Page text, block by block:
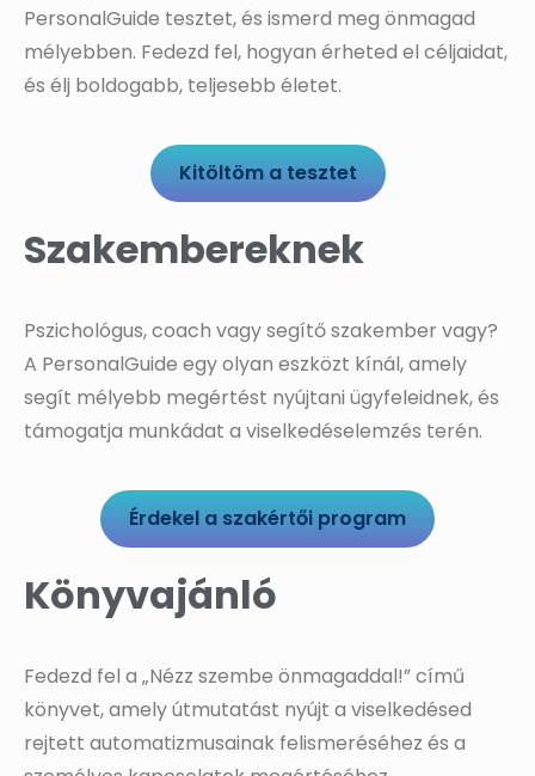
PersonalGuide tesztet, és ismerd meg önmagad
mélyebben. Fedezd fel, hogyan érheted el céljaidat,
és élj boldogabb, teljesebb életet.
Kitöltöm a tesztet
Szakembereknek
Pszichológus, coach vagy segítő szakember vagy?
A PersonalGuide egy olyan eszközt kínál, amely
segít mélyebb megértést nyújtani ügyfeleidnek, és
támogatja munkádat a viselkedéselemzés terén.
Érdekel a szakértői program
Könyvajánló
Fedezd fel a „Nézz szembe önmagaddal!” című
könyvet, amely útmutatást nyújt a viselkedésed
rejtett automatizmusainak felismeréséhez és a